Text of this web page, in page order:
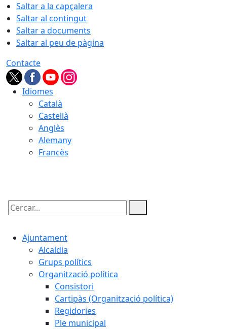
Saltar a la capçalera
Saltar al contingut
Saltar a documents
Saltar al peu de pàgina
Contacte
Idiomes
Català
Castellà
Anglès
Alemany
Francès
Cercar:
Ajuntament
Alcaldia
Grups polítics
Organització política
Consistori
Cartipàs (Organització política)
Regidories
Ple municipal